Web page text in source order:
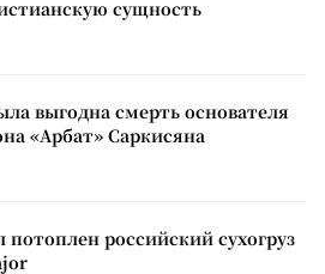
сущность
выгодна смерть основателя
«Арбат» Саркисяна
потоплен российский сухогруз